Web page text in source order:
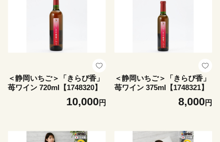
＜静岡いちご＞「きらぴ香」
苺ワイン 720ml【1748320】
10,000円
＜静岡いちご＞「きらぴ香」
苺ワイン 375ml【1748321】
8,000円